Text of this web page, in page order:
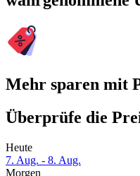
Mehr sparen mit
Überprüfe die
Heute
7. Aug. - 8. Aug.
Morgen